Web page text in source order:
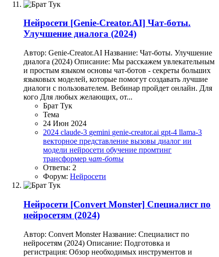
Нейросети [Genie-Creator.AI] Чат-боты.
Улучшение диалога (2024)
Автор: Genie-Creator.AI Название: Чат-боты. Улучшение
диалога (2024) Описание: Мы расскажем увлекательным
и простым языком основы чат-ботов - секреты больших
языковых моделей, которые помогут создавать лучшие
диалоги с пользователем. Вебинар пройдет онлайн. Для
кого Для любых желающих, от...
Брат Тук
Тема
24 Июн 2024
2024 claude-3 gemini genie-creator.ai gpt-4 llama-3
векторное представление вызовы диалог ии
модели нейросети обучение промтинг
трансформер чат-боты
Ответы: 2
Форум: Нейросети
Нейросети [Convert Monster] Специалист по
нейросетям (2024)
Автор: Convert Monster Название: Специалист по
нейросетям (2024) Описание: Подготовка и
регистрация: Обзор необходимых инструментов и